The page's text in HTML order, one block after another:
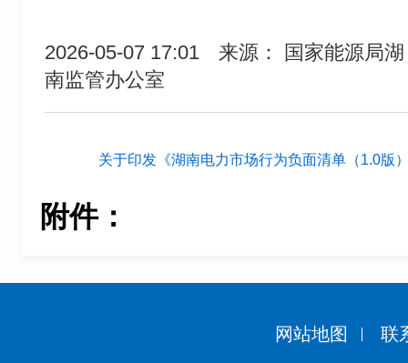
2026-05-07 17:01
来源： 国家能源局湖
南监管办公室
关于印发《湖南电力市场行为负面清单（1.0版
附件：
网站地图 联